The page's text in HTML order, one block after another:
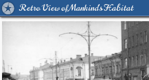
Retro View of Mankind's Habitat